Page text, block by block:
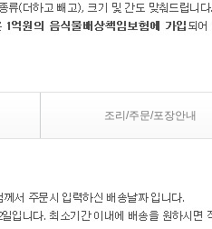
조리/주문/포장안내